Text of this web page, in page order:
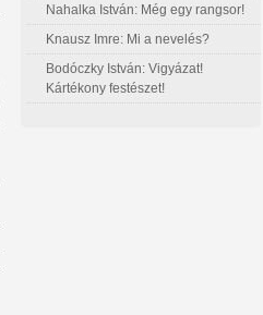
Nahalka István: Még egy rangsor!
Knausz Imre: Mi a nevelés?
Bodóczky István: Vigyázat!
Kártékony festészet!